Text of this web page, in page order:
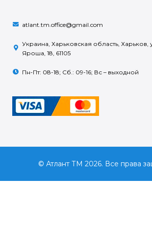
atlant.tm.office@gmail.com
Украина, Харьковская область, Харьков,
Яроша, 18, 61105
Пн-Пт: 08-18; Сб.: 09-16; Вс – выходной
© Атлант ТМ 2026. Все права